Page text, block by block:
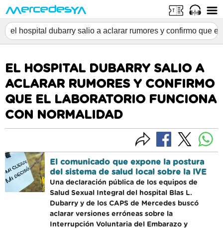
EL HOSPITAL DUBARRY SALIO A
ACLARAR RUMORES Y CONFIRMO
QUE EL LABORATORIO FUNCIONA
CON NORMALIDAD
El comunicado que expone la postura
del sistema de salud local sobre la IVE
Una declaración pública de los equipos de
Salud Sexual Integral del hospital Blas L.
Dubarry y de los CAPS de Mercedes buscó
aclarar versiones erróneas sobre la
Interrupción Voluntaria del Embarazo y